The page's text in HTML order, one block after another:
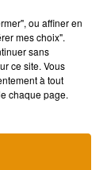
ou affiner en
mes choix".
sans
ce site. Vous
à tout
chaque page.